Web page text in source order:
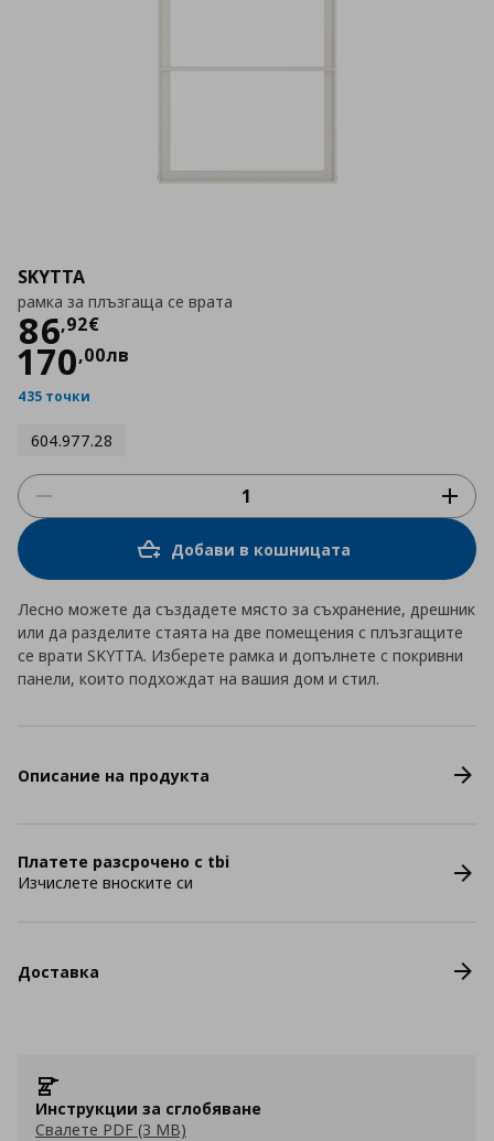
SKYTTA
рамка за плъзгаща се врата
86,92€
Цена
170,00лв
435 точки
604.977.28
Добави в кошницата
Лесно можете да създадете място за съхранение, дрешник
или да разделите стаята на две помещения с плъзгащите
се врати SKYTTA. Изберете рамка и допълнете с покривни
панели, които подхождат на вашия дом и стил.
Описание на продукта
Платете разсрочено с tbi
Изчислете вноските си
Доставка
Инструкции за сглобяване
Свалете PDF (3 MB)